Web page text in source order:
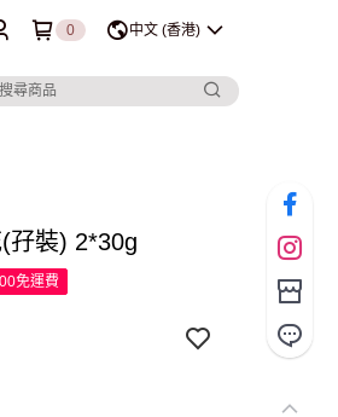
0 中文 (香港)
孖裝) 2*30g
免運費